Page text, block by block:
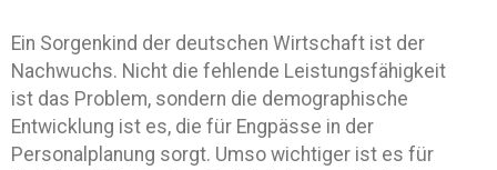
Ein Sorgenkind der deutschen Wirtschaft ist der
Nachwuchs. Nicht die fehlende Leistungsfähigkeit
ist das Problem, sondern die demographische
Entwicklung ist es, die für Engpässe in der
Personalplanung sorgt. Umso wichtiger ist es für